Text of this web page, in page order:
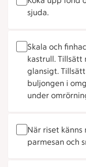
sjuda.
Skala och
kastrull. Tillsätt
glansigt.
buljongen i
under
När riset
parmesan och